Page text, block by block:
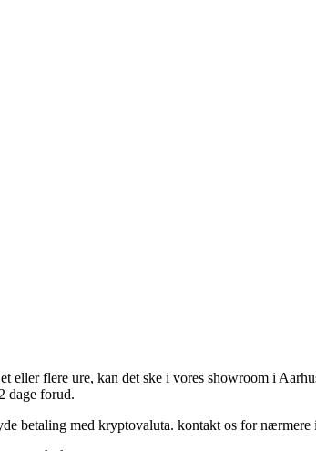
eller flere ure, kan det ske i vores showroom i
dage forud.
betaling med kryptovaluta. kontakt os for nærmere